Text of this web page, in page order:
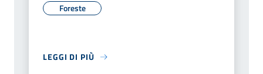
Foreste
LEGGI DI PIÙ